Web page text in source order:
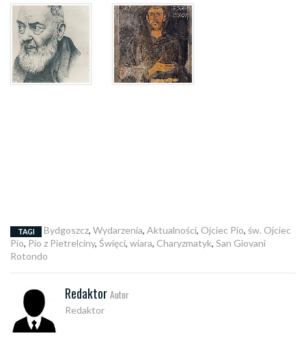
TAGI Bydgoszcz, Wydarzenia, Aktualności, Ojciec Pio, św. Ojciec
Pio, Pio z Pietrelciny, Święci, wiara, Charyzmatyk, San Giovani
Rotondo
Redaktor Autor
Redaktor